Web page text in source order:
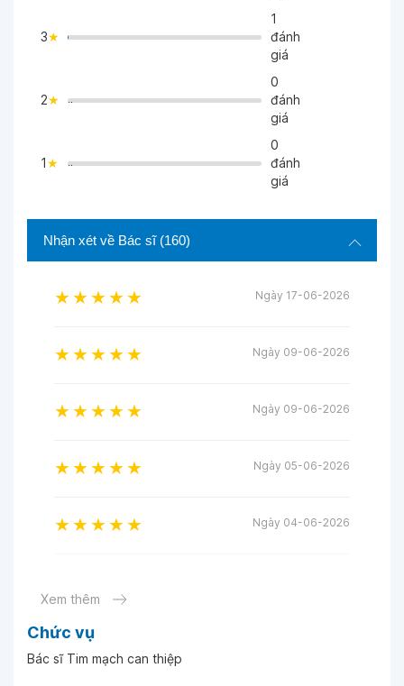
Chức vụ
Bác sĩ Tim mạch can thiệp
3 >
1
đánh
giá
2 ">
0
đánh
giá
1 ">
0
đánh
giá
Nhận xét về Bác sĩ (160)
Ngày 17-06-2026
Ngày 09-06-2026
Ngày 09-06-2026
Ngày 05-06-2026
Ngày 04-06-2026
Xem thêm